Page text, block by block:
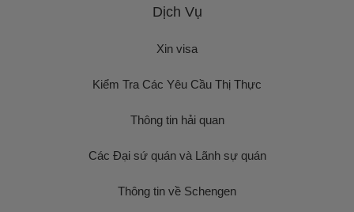
Dịch Vụ
Xin visa
Kiểm Tra Các Yêu Cầu Thị Thực
Thông tin hải quan
Các Đại sứ quán và Lãnh sự quán
Thông tin về Schengen